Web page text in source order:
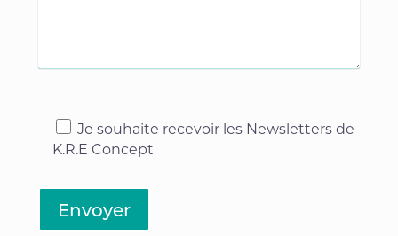
Je souhaite recevoir les Newsletters de
K.R.E Concept
Envoyer